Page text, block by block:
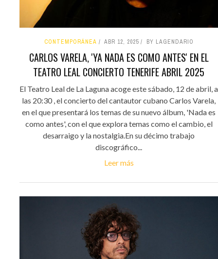
CONTEMPORÁNEA ABR 12, 2025 BY LAGENDARIO
CARLOS VARELA, 'YA NADA ES COMO ANTES' EN EL
TEATRO LEAL CONCIERTO TENERIFE ABRIL 2025
El Teatro Leal de La Laguna acoge este sábado, 12 de abril, a
las 20:30 , el concierto del cantautor cubano Carlos Varela,
en el que presentará los temas de su nuevo álbum, 'Nada es
como antes', con el que explora temas como el cambio, el
desarraigo y la nostalgia.En su décimo trabajo
discográfico...
Leer más